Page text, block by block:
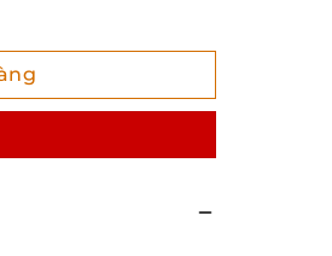
indochine TC23 số lượng